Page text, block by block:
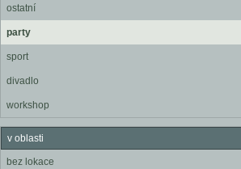
ostatní
party
sport
divadlo
workshop
v oblasti
bez lokace